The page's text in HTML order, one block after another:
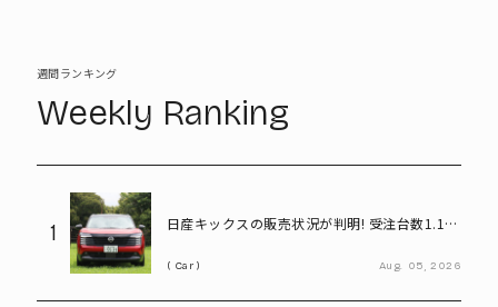
週間ランキング
Weekly Ranking
1
日産キックスの販売状況が判明! 受注台数1.1台
Car Aug. 05, 2026